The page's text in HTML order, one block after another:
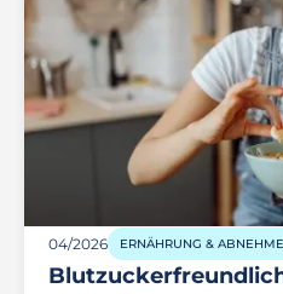
04/2026 ERNÄHRUNG &